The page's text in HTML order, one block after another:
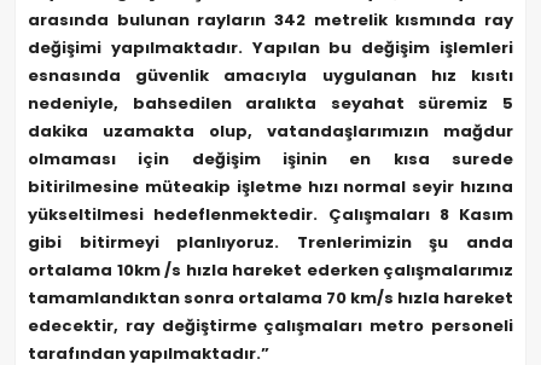
arasında bulunan rayların 342 metrelik kısmında ray
değişimi yapılmaktadır. Yapılan bu değişim işlemleri
esnasında güvenlik amacıyla uygulanan hız kısıtı
nedeniyle, bahsedilen aralıkta seyahat süremiz 5
dakika uzamakta olup, vatandaşlarımızın mağdur
olmaması için değişim işinin en kısa surede
bitirilmesine müteakip işletme hızı normal seyir hızına
yükseltilmesi hedeflenmektedir. Çalışmaları 8 Kasım
gibi bitirmeyi planlıyoruz. Trenlerimizin şu anda
ortalama 10km /s hızla hareket ederken çalışmalarımız
tamamlandıktan sonra ortalama 70 km/s hızla hareket
edecektir, ray değiştirme çalışmaları metro personeli
tarafından yapılmaktadır.”